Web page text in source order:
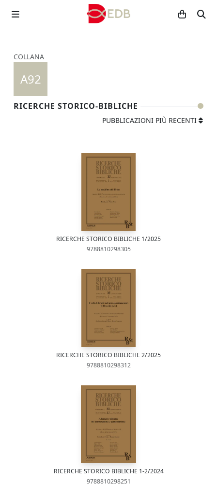
COLLANA
A92
RICERCHE STORICO-BIBLICHE
PUBBLICAZIONI PIÙ RECENTI
RICERCHE STORICO BIBLICHE 1/2025
9788810298305
RICERCHE STORICO BIBLICHE 2/2025
9788810298312
RICERCHE STORICO BIBLICHE 1-2/2024
9788810298251